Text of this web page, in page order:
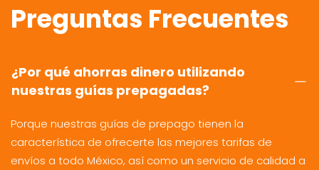
Preguntas Frecuentes
¿Por qué ahorras dinero utilizando
nuestras guías prepagadas?
Porque nuestras guías de prepago tienen la
característica de ofrecerte las mejores tarifas de
envíos a todo México, así como un servicio de calidad a